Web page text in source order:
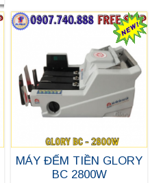
MÁY ĐẾM TIỀN GLORY
BC 2800W